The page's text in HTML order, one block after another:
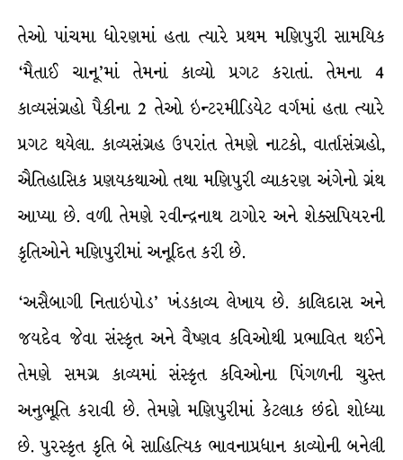
તેઓ પાંચમા ધોરણમાં હતા ત્યારે પ્રથમ મણિપુરી સામયિક
‘મૈતાઈ ચાનૂ’માં તેમનાં કાવ્યો પ્રગટ કરાતાં. તેમના 4
કાવ્યસંગ્રહો પૈકીના 2 તેઓ ઇન્ટરમીડિયેટ વર્ગમાં હતા ત્યારે
પ્રગટ થયેલા. કાવ્યસંગ્રહ ઉપરાંત તેમણે નાટકો, વાર્તાસંગ્રહો,
ઐતિહાસિક પ્રણયકથાઓ તથા મણિપુરી વ્યાકરણ અંગેનો ગ્રંથ
આપ્યા છે. વળી તેમણે રવીન્દ્રનાથ ટાગોર અને શેક્સપિયરની
કૃતિઓને મણિપુરીમાં અનૂદિત કરી છે.
‘અસૈબાગી નિતાઇપોડ’ ખંડકાવ્ય લેખાય છે. કાલિદાસ અને
જયદેવ જેવા સંસ્કૃત અને વૈષ્ણવ કવિઓથી પ્રભાવિત થઈને
તેમણે સમગ્ર કાવ્યમાં સંસ્કૃત કવિઓના પિંગળની ચુસ્ત
અનુભૂતિ કરાવી છે. તેમણે મણિપુરીમાં કેટલાક છંદો શોધ્યા
છે. પુરસ્કૃત કૃતિ બે સાહિત્યિક ભાવનાપ્રધાન કાવ્યોની બનેલી